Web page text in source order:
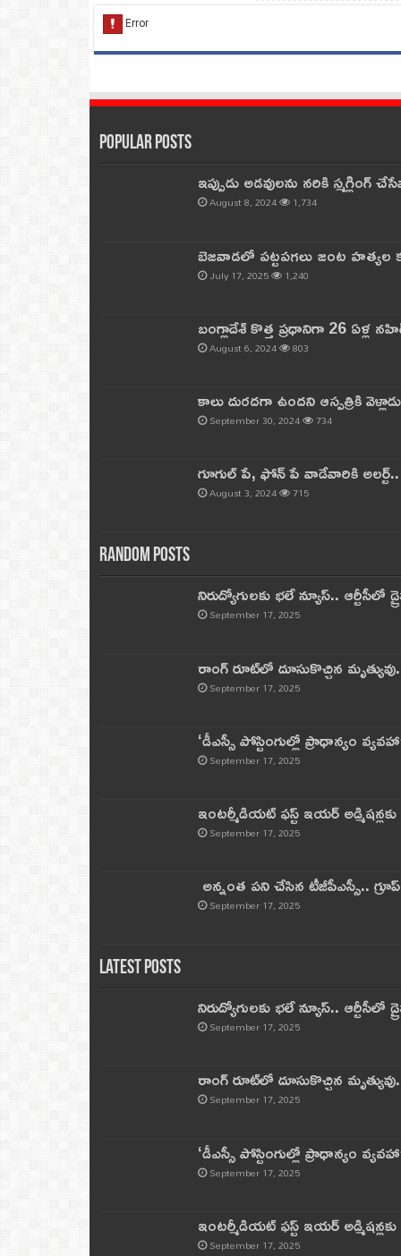
Popular Posts
ఇప్పుడు అడవులను నరికి
August 8, 2024 1,734
బెజవాడలో పట్టపగలు జంట
July 17, 2025 1,240
బంగ్లాదేశ్ కొత్త ప్రధానిగా 26 ఏళ్ల
August 6, 2024 803
కాలు దురదగా ఉందని ఆస్పత్రికి
September 30, 2024 734
గూగుల్ పే, ఫోన్ పే వాడేవారికి
August 3, 2024 715
Random Posts
నిరుద్యోగులకు భలే న్యూస్.. ఆర్టీసీలో
September 17, 2025
రాంగ్ రూట్‌లో దూసుకొచ్చిన
September 17, 2025
‘డీఎస్సీ పోస్టింగుల్లో ప్రాధాన్యం
September 17, 2025
ఇంటర్మీడియట్ ఫస్ట్‌ ఇయర్‌
September 17, 2025
అన్నంత పని చేసిన టీజీపీఎస్సీ..
September 17, 2025
Latest Posts
నిరుద్యోగులకు భలే న్యూస్.. ఆర్టీసీలో
September 17, 2025
రాంగ్ రూట్‌లో దూసుకొచ్చిన
September 17, 2025
‘డీఎస్సీ పోస్టింగుల్లో ప్రాధాన్యం
September 17, 2025
ఇంటర్మీడియట్ ఫస్ట్‌ ఇయర్‌
September 17, 2025